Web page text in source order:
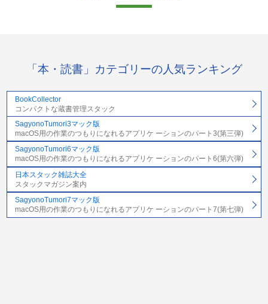
「本・読書」カテゴリーの人気ランキング
BookCollector
コンパクトな蔵書管理スタック
SagyonoTumori3マック版
macOS用の作業のつもりになれるアプリケ ーションのパート3(第三弾)
SagyonoTumori6マック版
macOS用の作業のつもりになれるアプリケ ーションのパート6(第六弾)
日本スタック雑誌大全
スタックマガジン案内
SagyonoTumori7マック版
macOS用の作業のつもりになれるアプリケ ーションのパート7(第七弾)